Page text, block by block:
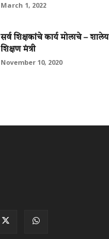
March 1, 2022
सर्व शिक्षकांचे कार्य मोलाचे – शालेय
शिक्षण मंत्री
November 10, 2020